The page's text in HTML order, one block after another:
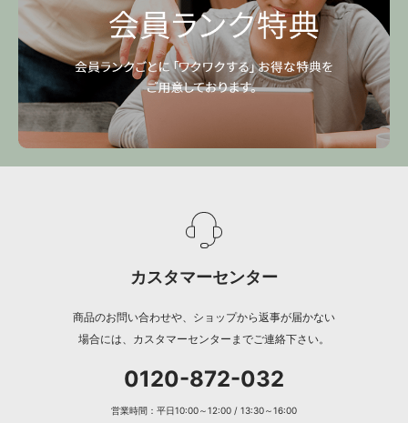
カスタマーセンター
商品のお問い合わせや、ショップから返事が届かない
場合には、カスタマーセンターまでご連絡下さい。
0120-872-032
営業時間：平日10:00～12:00 / 13:30～16:00